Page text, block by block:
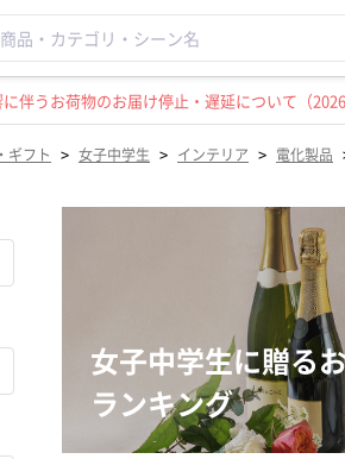
伴うお荷物のお届け停止・遅延について（2026
ギフト > 女子中学生 > インテリア > 電化製品
女子中学生に贈る
ランキング